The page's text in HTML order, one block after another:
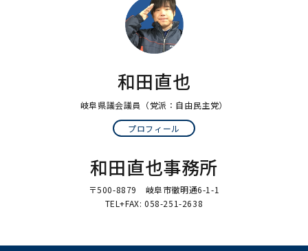
和田直也
岐阜県議会議員 （党派：自由民主党）
プロフィール
和田直也事務所
〒500-8879 岐阜市徹明通6-1-1
TEL+FAX: 058-251-2638